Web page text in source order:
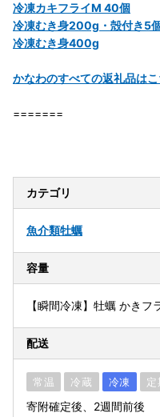
冷凍カキフライM 40個
冷凍むき身200g・殻付き5
冷凍むき身400g
かなわのすべての返礼品はこ
=======
カテゴリ
魚介類牡蠣
容量
【瞬間冷凍】牡蠣 かき
配送
常温 冷蔵 冷凍 定
寄附確定後、2週間前後